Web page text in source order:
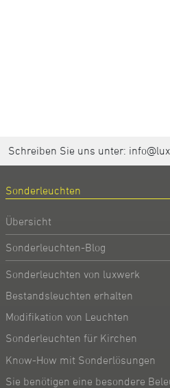
Schreiben Sie uns unter:
Sonderleuchten
Übersicht
Sonderleuchten-Blog
Sonderleuchten von luxwerk
Bestandsleuchten erhalten
Modifikation von Leuchten
Sonderleuchten für Kirchen
Know-How mit Sonderlösungen
Sie benötigen eine besondere